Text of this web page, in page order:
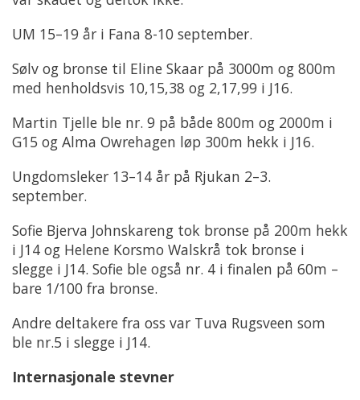
UM 15–19 år i Fana 8-10 september.
Sølv og bronse til Eline Skaar på 3000m og 800m
med henholdsvis 10,15,38 og 2,17,99 i J16.
Martin Tjelle ble nr. 9 på både 800m og 2000m i
G15 og Alma Owrehagen løp 300m hekk i J16.
Ungdomsleker 13–14 år på Rjukan 2–3.
september.
Sofie Bjerva Johnskareng tok bronse på 200m hekk
i J14 og Helene Korsmo Walskrå tok bronse i
slegge i J14. Sofie ble også nr. 4 i finalen på 60m –
bare 1/100 fra bronse.
Andre deltakere fra oss var Tuva Rugsveen som
ble nr.5 i slegge i J14.
Internasjonale stevner